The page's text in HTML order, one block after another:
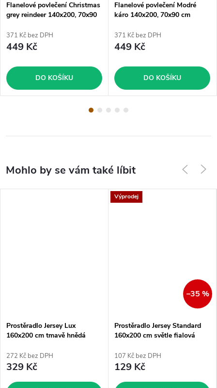
Flanelové povlečení Christmas
grey reindeer 140x200, 70x90
371 Kč bez DPH
449 Kč
DO KOŠÍKU
Flanelové povlečení Modré
káro 140x200, 70x90 cm
371 Kč bez DPH
449 Kč
DO KOŠÍKU
Prostěradlo Jersey Lux
160x200 cm tmavě hnědá
272 Kč bez DPH
329 Kč
Výprodej
–35 %
Prostěradlo Jersey Standard
160x200 cm světle fialová
107 Kč bez DPH
129 Kč